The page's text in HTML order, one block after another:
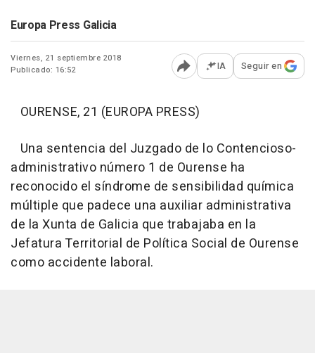
Europa Press Galicia
Viernes, 21 septiembre 2018
Publicado: 16:52
Abrir opciones para
IA Seguir en
OURENSE, 21 (EUROPA PRESS)
Una sentencia del Juzgado de lo Contencioso-
administrativo número 1 de Ourense ha
reconocido el síndrome de sensibilidad química
múltiple que padece una auxiliar administrativa
de la Xunta de Galicia que trabajaba en la
Jefatura Territorial de Política Social de Ourense
como accidente laboral.